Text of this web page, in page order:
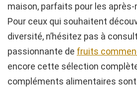
maison, parfaits pour les
Pour ceux qui souhaitent
diversité, n’hésitez pas à
passionnante de fruits
encore cette sélection
compléments alimentaires